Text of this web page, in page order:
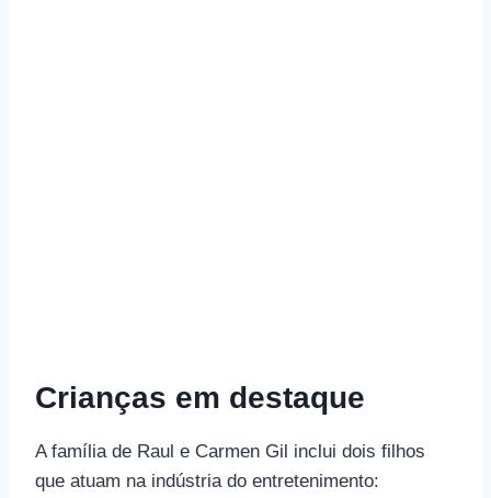
Crianças em destaque
A família de Raul e Carmen Gil inclui dois filhos
que atuam na indústria do entretenimento: